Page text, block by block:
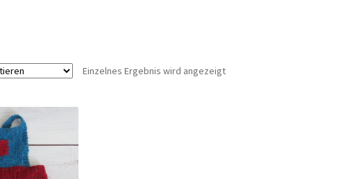
Einzelnes Ergebnis wird angezeigt